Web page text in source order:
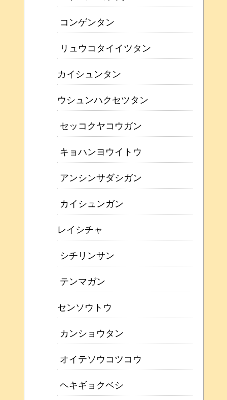
コンゲンタン
リュウコタイイツタン
カイシュンタン
ウシュンハクセツタン
セッコクヤコウガン
キョハンヨウイトウ
アンシンサダシガン
カイシュンガン
レイシチャ
シチリンサン
テンマガン
センソウトウ
カンショウタン
オイテソウコツコウ
ヘキギョクベシ